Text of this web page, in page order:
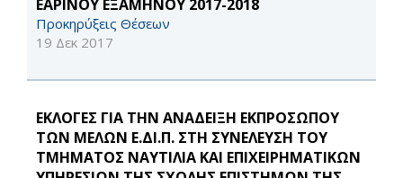
ΕΑΡΙΝΟΥ ΕΞΑΜΗΝΟΥ 2017-2018
Προκηρύξεις Θέσεων
19 Δεκ 2017
ΕΚΛΟΓΕΣ ΓΙΑ ΤΗΝ ΑΝΑΔΕΙΞΗ ΕΚΠΡΟΣΩΠΟΥ
ΤΩΝ ΜΕΛΩΝ Ε.ΔΙ.Π. ΣΤΗ ΣΥΝΕΛΕΥΣΗ ΤΟΥ
ΤΜΗΜΑΤΟΣ ΝΑΥΤΙΛΙΑ ΚΑΙ ΕΠΙΧΕΙΡΗΜΑΤΙΚΩΝ